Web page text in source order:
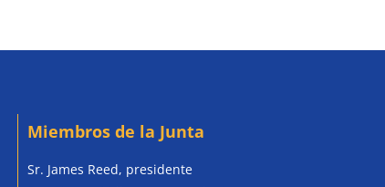
Miembros de la Junta
Sr. James Reed, presidente